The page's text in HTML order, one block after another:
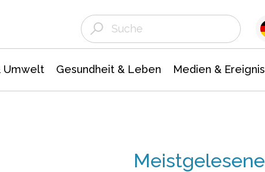
Umwelt Gesundheit & Leben Medien &
Meistgelesene